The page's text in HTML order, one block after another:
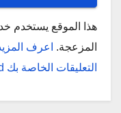
هذا الموقع يستخدم
المزعجة.
اعرف
التعليقات الخاصة بك processed